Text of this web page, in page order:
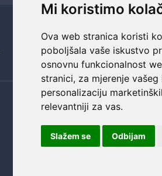
Mi koristimo
Ova web stranica koristi
poboljšala vaše iskustvo
osnovnu funkcionalnost
stranici, za mjerenje
personalizaciju
relevantniji za vas.
Slažem se Odbijam
24/7 odlična podrška
Naši agenti uvijek na